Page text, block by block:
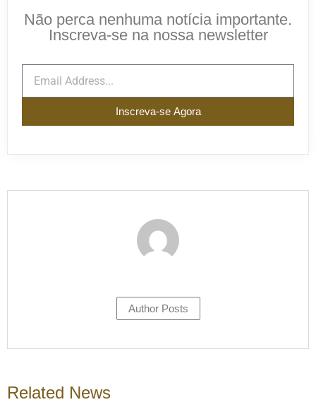
Não perca nenhuma notícia importante.
Inscreva-se na nossa newsletter
Inscreva-se Agora
Author Posts
Related News